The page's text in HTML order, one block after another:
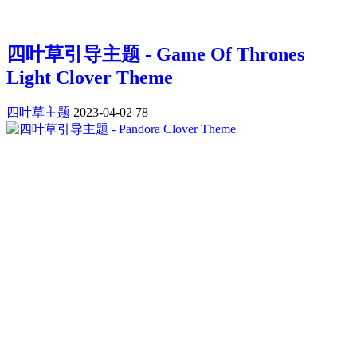
四叶草引导主题 - Game Of Thrones
Light Clover Theme
四叶草主题 2023-04-02 78